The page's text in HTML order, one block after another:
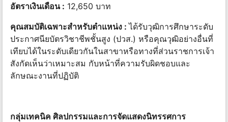
อัตราเงินเดือน : 12,650 บาท
คุณสมบัติเฉพาะสำหรับตำแหน่ง :ได้รับวุฒิการศึกษาระดับ
ประกาศนียบัตรวิชาชีพชั้นสูง (ปวส.) หรือคุณวุฒิอย่างอื่นที่
เทียบได้ในระดับเดียวกันในสาขาหรือทางที่ส่วนราชการเจ้า
สังกัดเห็นว่าเหมาะสม กับหน้าที่ความรับผิดชอบและ
ลักษณะงานที่ปฏิบัติ
กลุ่มเทคนิค ศิลปกรรมและการจัดแสดงนิทรรศการ